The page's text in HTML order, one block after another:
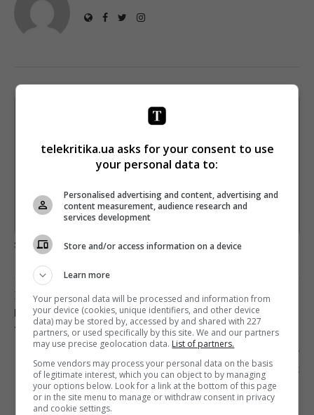
Щотижневий лист з найцікавішим.
Підпишіться ще раз, якщо не отримуєте від нас листи
Предоставлено SendPulse
загрузка...
Предыдущий пост
НОВЫЙ КАНАЛ ГОТОВИТ СПЕЦВЫПУСКИ
«РЕВИЗОР. КАРАНТИН»
Следующий пост
НА ДОНБАССЕ БОЕВИКИ ОБСТРЕЛЯЛИ АВТО С
ЖУРНАЛИСТАМИ ТЕЛЕКАНАЛА «УКРАИНА»
telekritika.ua asks for your consent to use
your personal data to:
Personalised advertising and content, advertising and
content measurement, audience research and
services development
Store and/or access information on a device
Learn more
Your personal data will be processed and information from
your device (cookies, unique identifiers, and other device
data) may be stored by, accessed by and shared with 227
partners, or used specifically by this site. We and our partners
may use precise geolocation data. List of partners.
Some vendors may process your personal data on the basis
of legitimate interest, which you can object to by managing
your options below. Look for a link at the bottom of this page
or in the site menu to manage or withdraw consent in privacy
and cookie settings.